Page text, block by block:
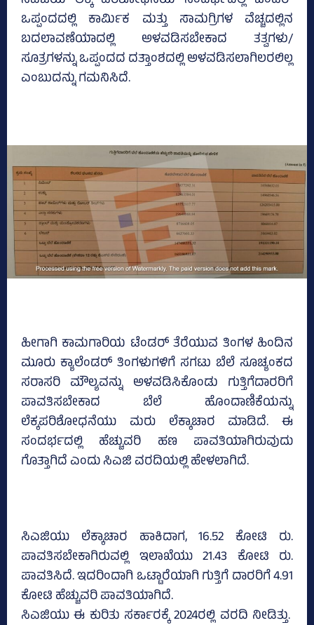
ಒಪ್ಪಂದದಲ್ಲಿ ಕಾರ್ಮಿಕ ಮತ್ತು ಸಾಮಗ್ರಿಗಳ ವೆಚ್ಚದಲ್ಲಿನ
ಬದಲಾವಣೆಯಾದಲ್ಲಿ ಅಳವಡಿಸಬೇಕಾದ ತತ್ವಗಳು/
ಸೂತ್ರಗಳನ್ನು ಒಪ್ಪಂದದ ದತ್ತಾಂಶದಲ್ಲಿ ಅಳವಡಿಸಲಾಗಿಲರಲಿಲ್ಲ
ಎಂಬುದನ್ನು ಗಮನಿಸಿದೆ.
ಹೀಗಾಗಿ ಕಾಮಗಾರಿಯ ಟೆಂಡರ್ ತೆರೆಯುವ ತಿಂಗಳ ಹಿಂದಿನ
ಮೂರು ಕ್ಯಾಲೆಂಡರ್ ತಿಂಗಳುಗಳಿಗೆ ಸಗಟು ಬೆಲೆ ಸೂಚ್ಯಂಕದ
ಸರಾಸರಿ ಮೌಲ್ಯವನ್ನು ಅಳವಡಿಸಿಕೊಂಡು ಗುತ್ತಿಗೆದಾರರಿಗೆ
ಪಾವತಿಸಬೇಕಾದ ಬೆಲೆ ಹೊಂದಾಣಿಕೆಯನ್ನು
ಲೆಕ್ಕಪರಿಶೋಧನೆಯು ಮರು ಲೆಕ್ಕಾಚಾರ ಮಾಡಿದೆ. ಈ
ಸಂದರ್ಭದಲ್ಲಿ ಹೆಚ್ಚುವರಿ ಹಣ ಪಾವತಿಯಾಗಿರುವುದು
ಗೊತ್ತಾಗಿದೆ ಎಂದು ಸಿಎಜಿ ವರದಿಯಲ್ಲಿ ಹೇಳಲಾಗಿದೆ.
ಸಿಎಜಿಯು ಲೆಕ್ಕಾಚಾರ ಹಾಕಿದಾಗ, 16.52 ಕೋಟಿ ರು.
ಪಾವತಿಸಬೇಕಾಗಿರುವಲ್ಲಿ ಇಲಾಖೆಯು 21.43 ಕೋಟಿ ರು.
ಪಾವತಿಸಿದೆ. ಇದರಿಂದಾಗಿ ಒಟ್ಟಾರೆಯಾಗಿ ಗುತ್ತಿಗೆ ದಾರರಿಗೆ 4.91
ಕೋಟಿ ಹೆಚ್ಚುವರಿ ಪಾವತಿಯಾಗಿದೆ.
ಸಿಎಜಿಯು ಈ ಕುರಿತು ಸರ್ಕಾರಕ್ಕೆ 2024ರಲ್ಲಿ ವರದಿ ನೀಡಿತ್ತು.